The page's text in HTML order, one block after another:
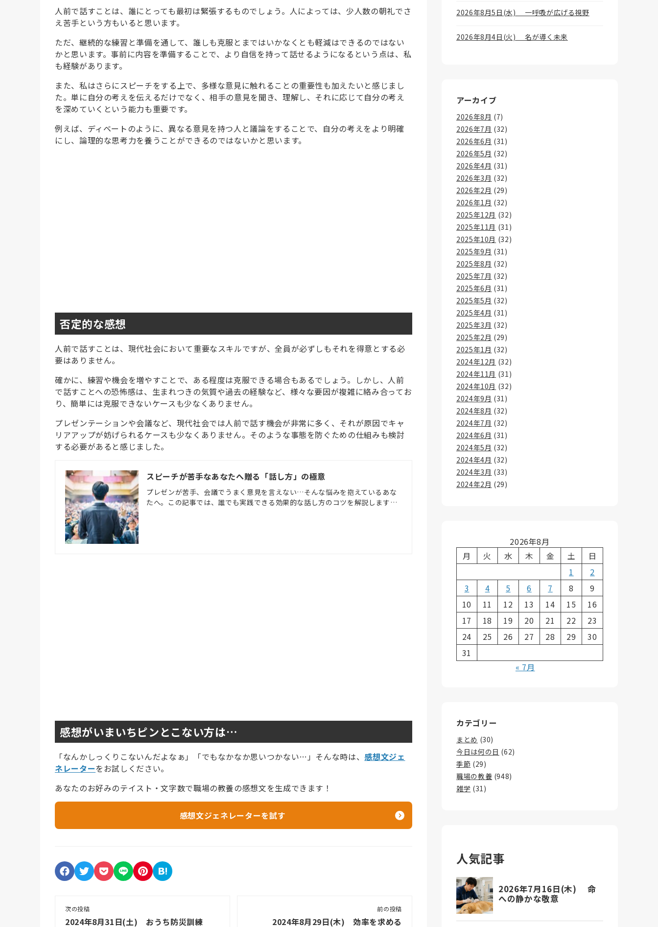
人前で話すことは、誰にとっても最初は緊張するものでしょう。人によっては、少人数の朝礼でさ
え苦手という方もいると思います。
ただ、継続的な練習と準備を通して、誰しも克服とまではいかなくとも軽減はできるのではない
かと思います。事前に内容を準備することで、より自信を持って話せるようになるという点は、私
も経験があります。
また、私はさらにスピーチをする上で、多様な意見に触れることの重要性も加えたいと感じまし
た。単に自分の考えを伝えるだけでなく、相手の意見を聞き、理解し、それに応じて自分の考え
を深めていくという能力も重要です。
例えば、ディベートのように、異なる意見を持つ人と議論をすることで、自分の考えをより明確
にし、論理的な思考力を養うことができるのではないかと思います。
否定的な感想
人前で話すことは、現代社会において重要なスキルですが、全員が必ずしもそれを得意とする必
要はありません。
確かに、練習や機会を増やすことで、ある程度は克服できる場合もあるでしょう。しかし、人前
で話すことへの恐怖感は、生まれつきの気質や過去の経験など、様々な要因が複雑に絡み合ってお
り、簡単には克服できないケースも少なくありません。
プレゼンテーションや会議など、現代社会では人前で話す機会が非常に多く、それが原因でキャ
リアアップが妨げられるケースも少なくありません。そのような事態を防ぐための仕組みも検討
する必要があると感じました。
スピーチが苦手なあなたへ贈る「話し方」の極意
プレゼンが苦手、会議でうまく意見を言えない…そんな悩みを抱えているあな
たへ。この記事では、誰でも実践できる効果的な話し方のコツを解説します…
感想がいまいちピンとこない方は…
「なんかしっくりこないんだよなぁ」「でもなかなか思いつかない…」そんな時は、感想文ジェ
ネレーターをお試しください。
あなたのお好みのテイスト・文字数で職場の教養の感想文を生成できます！
感想文ジェネレーターを試す
次の投稿
2024年8月31日(土) おうち防災訓練
前の投稿
2024年8月29日(木) 効率を求める
2026年8月5日(水) 一呼吸が広げる視野
2026年8月4日(火) 名が導く未来
アーカイブ
2026年8月 (7)
2026年7月 (32)
2026年6月 (31)
2026年5月 (32)
2026年4月 (31)
2026年3月 (32)
2026年2月 (29)
2026年1月 (32)
2025年12月 (32)
2025年11月 (31)
2025年10月 (32)
2025年9月 (31)
2025年8月 (32)
2025年7月 (32)
2025年6月 (31)
2025年5月 (32)
2025年4月 (31)
2025年3月 (32)
2025年2月 (29)
2025年1月 (32)
2024年12月 (32)
2024年11月 (31)
2024年10月 (32)
2024年9月 (31)
2024年8月 (32)
2024年7月 (32)
2024年6月 (31)
2024年5月 (32)
2024年4月 (32)
2024年3月 (33)
2024年2月 (29)
2026年8月
月
火 水 木 金 土
日
1
2
3
4 5 6 7 8
9
10
11 12 13 14 15
16
17
18 19 20 21 22
23
24
25 26 27 28 29
30
31
« 7月
カテゴリー
まとめ (30)
今日は何の日 (62)
季節 (29)
職場の教養 (948)
雑学 (31)
人気記事